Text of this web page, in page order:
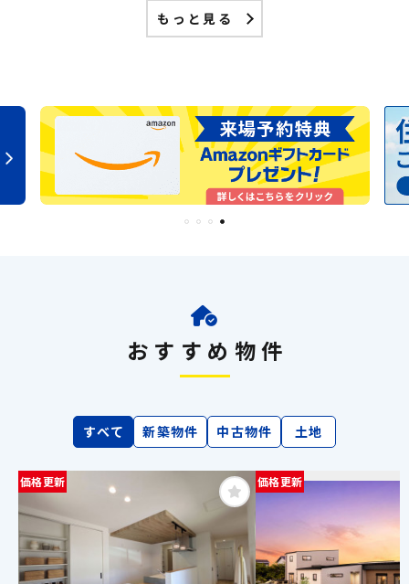
もっと見る
おすすめ物件
すべて 新築物件 中古物件 土地
価格更新 価格更新